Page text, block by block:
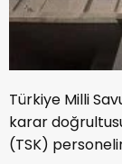
Türkiye Milli
karar
(TSK)